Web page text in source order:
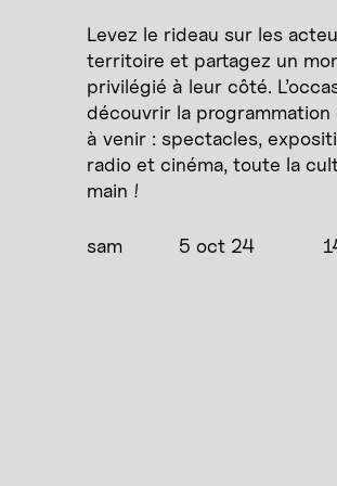
Levez le rideau sur les
territoire et partagez un
privilégié à leur côté.
découvrir la
à venir : spectacles,
radio et cinéma, toute la
main !
sam 5 oct 24